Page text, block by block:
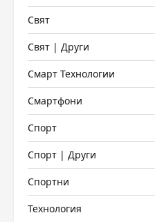
Свят
Свят | Други
Смарт Технологии
Смартфони
Спорт
Спорт | Други
Спортни
Технология